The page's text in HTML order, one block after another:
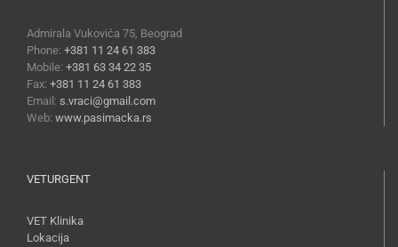
Admirala Vukovića 75, Beograd
Phone: +381 11 24 61 383
Mobile: +381 63 34 22 35
Fax: +381 11 24 61 383
Email: s.vraci@gmail.com
Web: www.pasimacka.rs
VETURGENT
VET Klinika
Lokacija